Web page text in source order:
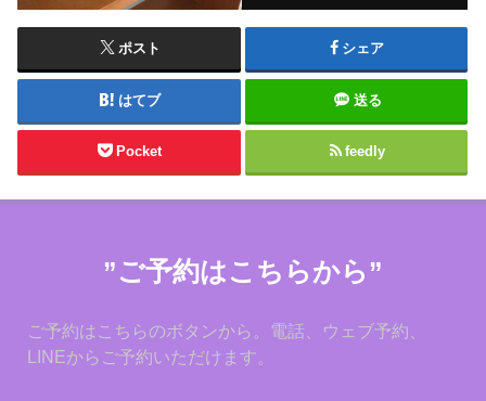
ポスト シェア
はてブ 送る
Pocket feedly
”ご予約はこちらから”
ご予約はこちらのボタンから。電話、ウェブ予約、
LINEからご予約いただけます。